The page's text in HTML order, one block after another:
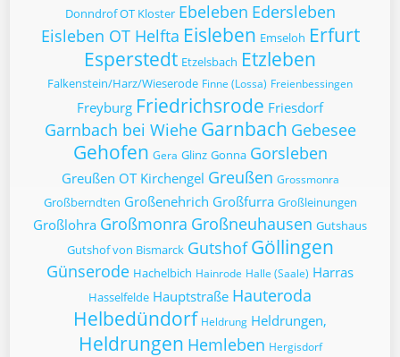
Donndrof OT Kloster Ebeleben Edersleben
Eisleben OT Helfta Eisleben Emseloh Erfurt
Esperstedt Etzelsbach Etzleben
Falkenstein/Harz/Wieserode Finne (Lossa) Freienbessingen
Freyburg Friedrichsrode Friesdorf
Garnbach bei Wiehe Garnbach Gebesee
Gehofen Gera Glinz Gonna Gorsleben
Greußen OT Kirchengel Greußen Grossmonra
Großberndten Großenehrich Großfurra Großleinungen
Großlohra Großmonra Großneuhausen Gutshaus
Gutshof von Bismarck Gutshof Göllingen
Günserode Hachelbich Hainrode Halle (Saale) Harras
Hasselfelde Hauptstraße Hauteroda
Helbedündorf Heldrung Heldrungen,
Heldrungen Hemleben Hergisdorf